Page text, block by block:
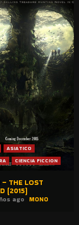
ASIATICO
CIENCIA FICCION
– THE LOST
(2015)
ago MONO